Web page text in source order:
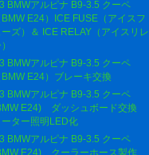
BMWアルピナ B9-3.5 クーペ
BMW E24）ICE FUSE（アイスフ
ーズ）＆ ICE RELAY（アイスリレ
BMWアルピナ B9-3.5 クーペ
BMW E24）ブレーキ交換
BMWアルピナ B9-3.5 クーペ
E24) ダッシュボード交換
ーター照明LED化
BMWアルピナ B9-3.5 クーペ
E24) クーラーホース製作